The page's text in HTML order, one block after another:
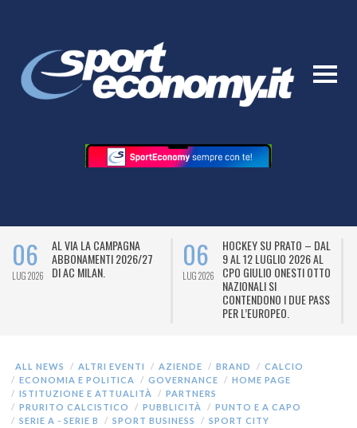
06
LUG 2026
AL VIA LA CAMPAGNA
ABBONAMENTI 2026/27
DI AC MILAN.
06
LUG 2026
HOCKEY SU PRATO – DAL
9 AL 12 LUGLIO 2026 AL
CPO GIULIO ONESTI OTTO
NAZIONALI SI
CONTENDONO I DUE PASS
PER L’EUROPEO.
ALL NEWS ALTRI EVENTI AZIENDE BRAND
CALCIO
ECONOMIA E POLITICA
GOVERNANCE
HOME PAGE
ISTITUZIONE E ATTUALITÀ
PARTNERS
PRURITO CALCISTICO
PUBBLICITÀ
PUNTO E A CAPO
SERIE A - SERIE B
SPORT BUSINESS SPORT CITY